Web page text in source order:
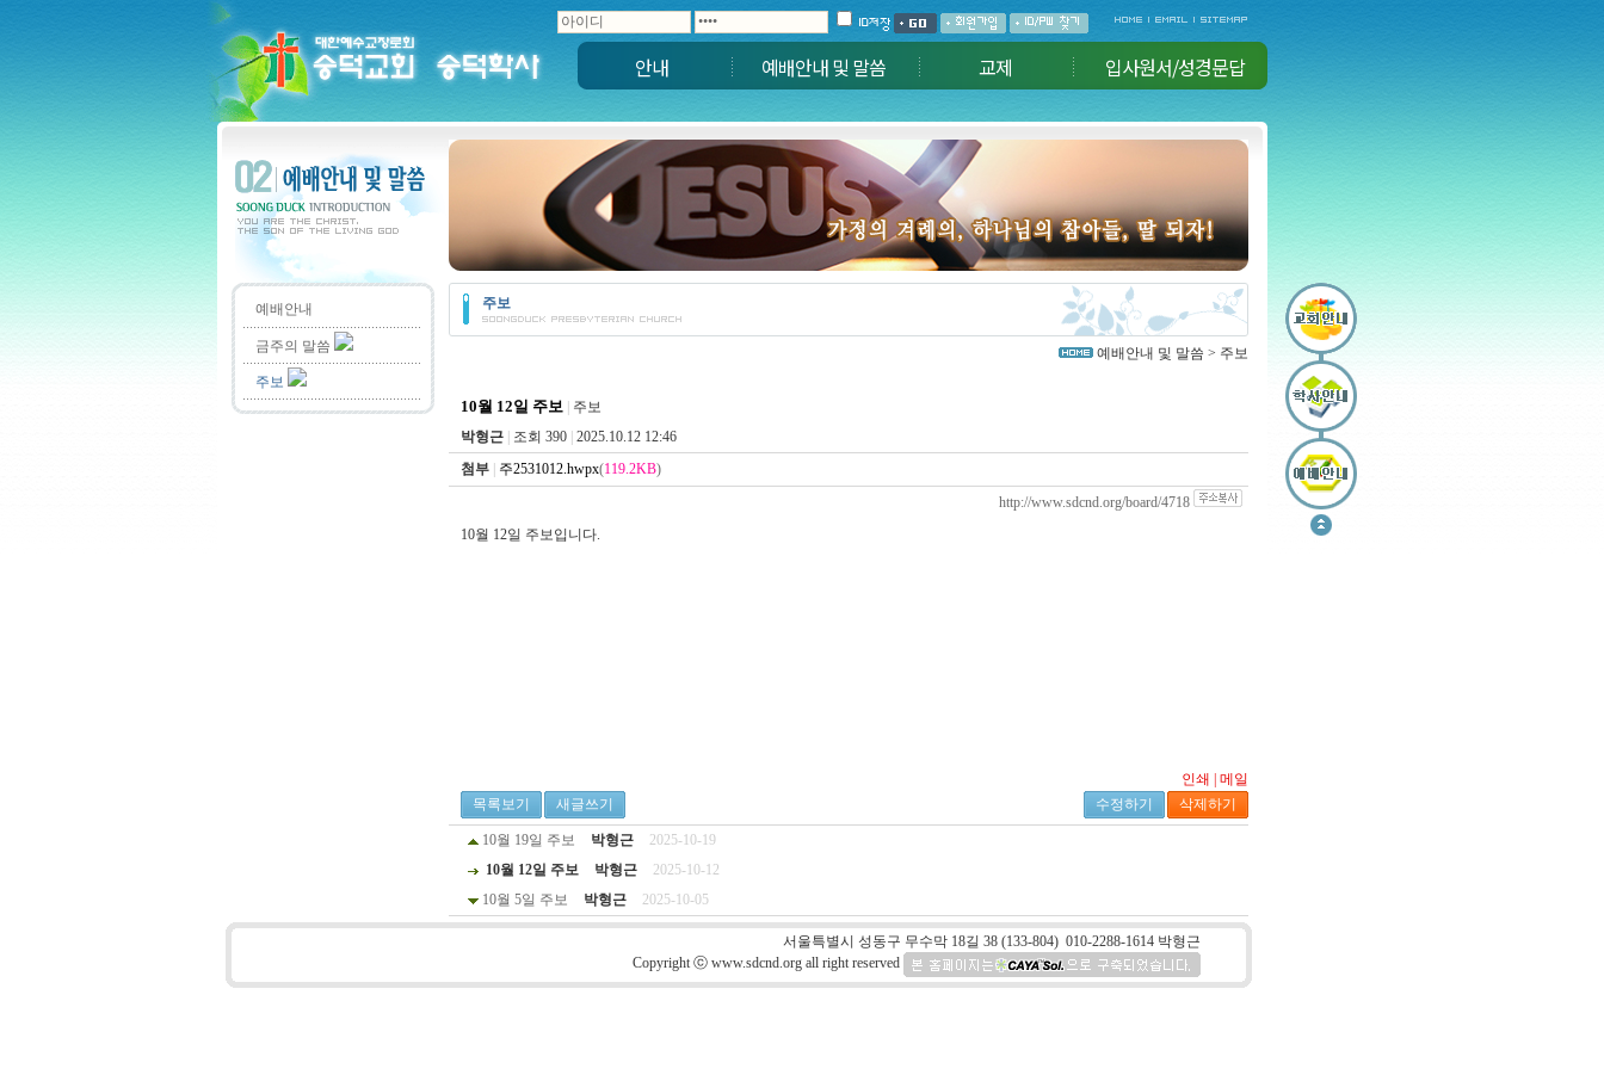
안내 예배안내 및 말씀 교제 입사원서/성경문답
예배안내
금주의 말씀
주보
주보
예배안내 및 말씀 > 주보
10월 12일 주보
주보
박형근
조회 390 2025.10.12 12:46
첨부
주2531012.hwpx(119.2KB)
http://www.sdcnd.org/board/4718
10월 12일 주보입니다.
인쇄
메일
목록보기
새글쓰기 수정하기 삭제하기
10월 19일 주보 박형근
2025-10-19
10월 12일 주보
박형근
2025-10-12
10월 5일 주보
박형근 2025-10-05
서울특별시 성동구 무수막 18길 38 (133-804) 010-2288-1614 박형근
Copyright ⓒ www.sdcnd.org all right reserved